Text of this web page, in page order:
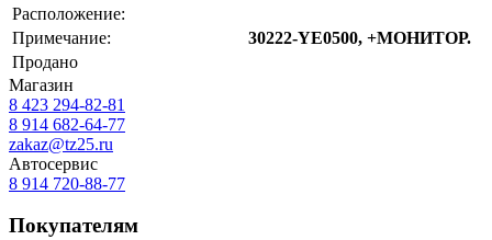
Расположение:
Примечание:
30222-YE0500, +МОНИТОР.
Продано
Магазин
8 423 294-82-81
8 914 682-64-77
zakaz@tz25.ru
Автосервис
8 914 720-88-77
Покупателям